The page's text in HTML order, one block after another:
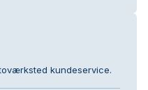
kundeservice.